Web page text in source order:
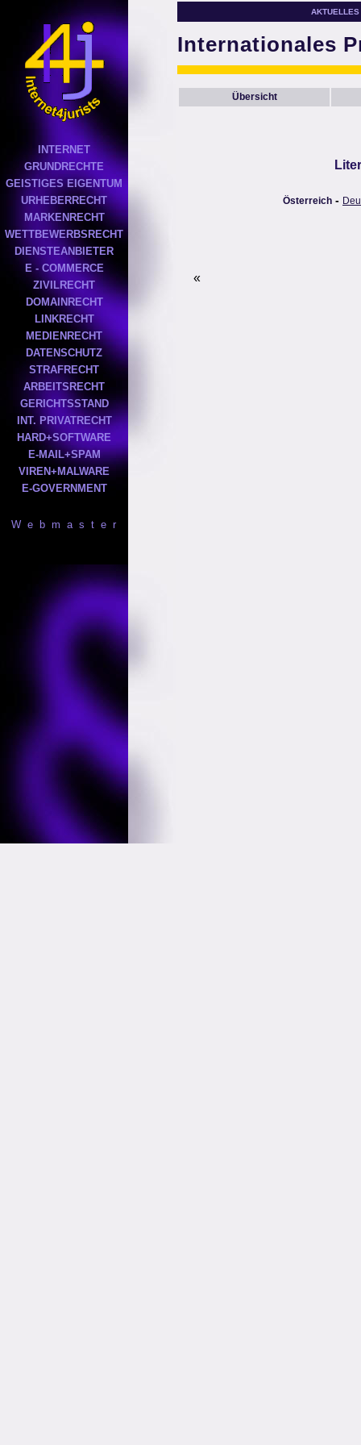
INTERNET
GRUNDRECHTE
GEISTIGES EIGENTUM
URHEBERRECHT
MARKENRECHT
WETTBEWERBSRECHT
DIENSTEANBIETER
E - COMMERCE
ZIVILRECHT
DOMAINRECHT
LINKRECHT
MEDIENRECHT
DATENSCHUTZ
STRAFRECHT
ARBEITSRECHT
GERICHTSSTAND
INT. PRIVATRECHT
HARD+SOFTWARE
E-MAIL+SPAM
VIREN+MALWARE
E-GOVERNMENT
W e b m a s t e r
AKTUELLES
Internationales
Übersicht
Österreich -
«